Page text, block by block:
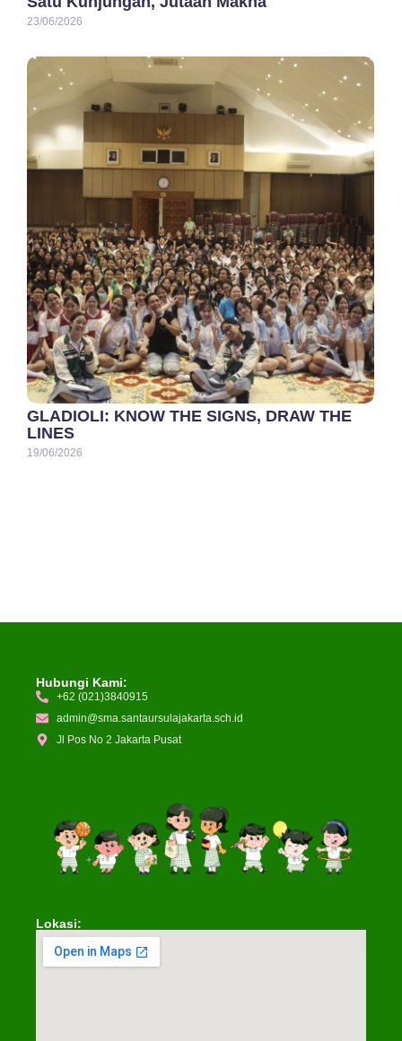
23/06/2026
GLADIOLI: KNOW THE SIGNS, DRAW THE
LINES
19/06/2026
Hubungi Kami:
+62 (021)3840915
admin@sma.santaursulajakarta.sch.id
Jl Pos No 2 Jakarta Pusat
Lokasi: